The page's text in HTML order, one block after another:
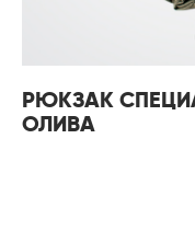
РЮКЗАК
ОЛИВА